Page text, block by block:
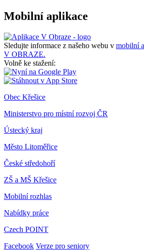
Mobilní aplikace
Sledujte informace z našeho webu v mobilní
V OBRAZE.
Volně ke stažení:
Obec Křešice
Ministerstvo pro místní rozvoj ČR
Ústecký kraj
Město Litoměřice
České středohoří
ZŠ a MŠ Křešice
Mobilní rozhlas
Nabídky práce
Czech POINT
Facebook Verze pro seniory